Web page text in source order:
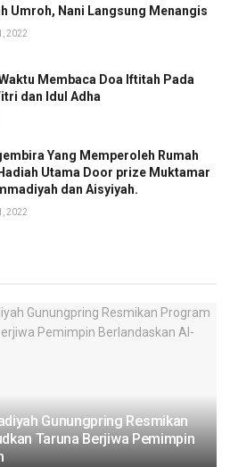
Umroh, Nani Langsung Menangis
2022
Membaca Doa Iftitah Pada
dan Idul Adha
Yang Memperoleh Rumah
Utama Door prize Muktamar
dan Aisyiyah.
2022
Gunungpring Resmikan
Taruna Berjiwa Pemimpin